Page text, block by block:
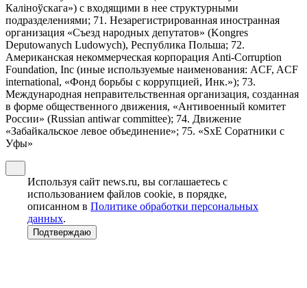
Калiноўскага») с входящими в нее структурными
подразделениями; 71. Незарегистрированная иностранная
организация «Съезд народных депутатов» (Kongres
Deputowanych Ludowych), Республика Польша; 72.
Американская некоммерческая корпорация Anti-Corruption
Foundation, Inc (иные используемые наименования: ACF, ACF
international, «Фонд борьбы с коррупцией, Инк.»); 73.
Международная неправительственная организация, созданная
в форме общественного движения, «Антивоенный комитет
России» (Russian antiwar committee); 74. Движение
«Забайкальское левое объединение»; 75. «SxE Соратники с
Уфы»
Используя сайт news.ru, вы соглашаетесь с
использованием файлов cookie, в порядке,
описанном в Политике обработки персональных
данных.
Подтверждаю